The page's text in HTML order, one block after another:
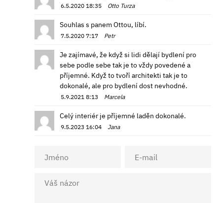
6.5.2020 18:35 Otto Turza
Souhlas s panem Ottou, líbí.
7.5.2020 7:17 Petr
Je zajímavé, že když si lidi dělají bydlení pro
sebe podle sebe tak je to vždy povedené a
příjemné. Když to tvoří architekti tak je to
dokonalé, ale pro bydlení dost nevhodné.
5.9.2021 8:13 Marcela
Celý interiér je příjemné laděn dokonalé.
9.5.2023 16:04 Jana